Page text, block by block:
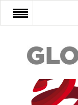
FŐOLDAL
AFRIKA